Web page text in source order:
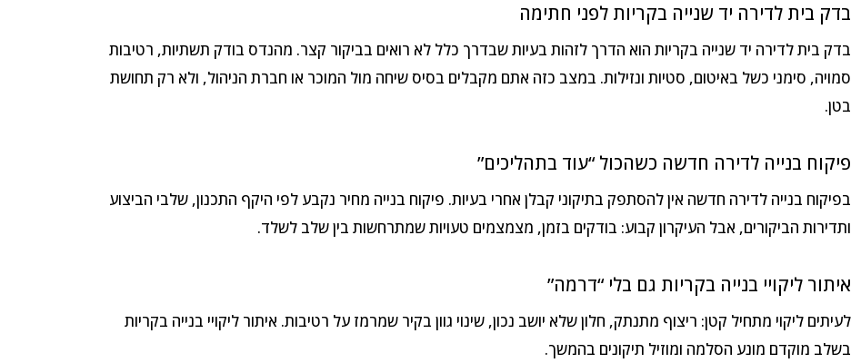
בדק בית לדירה יד שנייה בקריות לפני חתימה
בדק בית לדירה יד שנייה בקריות הוא הדרך לזהות בעיות שבדרך כלל לא רואים בביקור קצר. מהנדס בודק תשתיות, רטיבות
סמויה, סימני כשל באיטום, סטיות ונזילות. במצב כזה אתם מקבלים בסיס שיחה מול המוכר או חברת הניהול, ולא רק תחושת
בטן.
פיקוח בנייה לדירה חדשה כשהכול “עוד בתהליכים”
בפיקוח בנייה לדירה חדשה אין להסתפק בתיקוני קבלן אחרי בעיות. פיקוח בנייה מחיר נקבע לפי היקף התכנון, שלבי הביצוע
ותדירות הביקורים, אבל העיקרון קבוע: בודקים בזמן, מצמצמים טעויות שמתרחשות בין שלב לשלד.
איתור ליקויי בנייה בקריות גם בלי “דרמה”
לעיתים ליקוי מתחיל קטן: ריצוף מתנתק, חלון שלא יושב נכון, שינוי גוון בקיר שמרמז על רטיבות. איתור ליקויי בנייה בקריות
בשלב מוקדם מונע הסלמה ומוזיל תיקונים בהמשך.